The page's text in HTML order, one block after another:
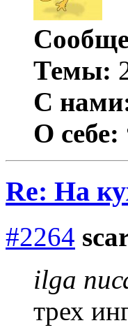
Темы:
С
О себе:
Re: На
#2264
ilga
трех